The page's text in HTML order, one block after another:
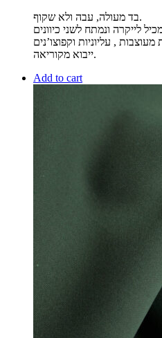
בד מעולה, עבה ולא שקוף.
ייבוא מקוריאה.
Add to cart